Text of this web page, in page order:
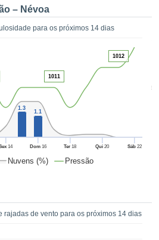
– Névoa
para os próximos 14 dias
Nuvens (%) Pressão
50
14 Dom16 Ter 18 Qui 20 Sáb22
1.3
1.1
1011
1012
rajadas de vento para os próximos 14 dias